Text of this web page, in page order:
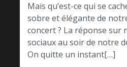
Mais qu’est-ce qui se
sobre et élégante de
concert ? La réponse sur
sociaux au soir de notre
On quitte un instant[…]